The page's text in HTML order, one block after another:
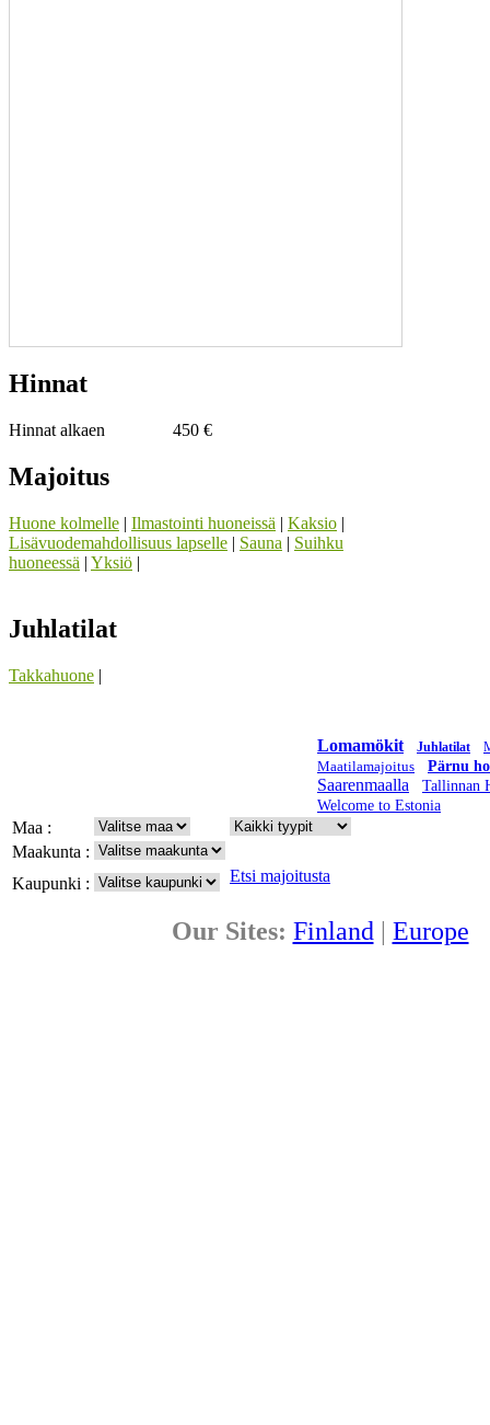
Hinnat
Hinnat alkaen 450 €
Majoitus
Huone kolmelle | Ilmastointi huoneissä | Kaksio |
Lisävuodemahdollisuus lapselle | Sauna | Suihku
huoneessä | Yksiö |
Juhlatilat
Takkahuone |
Lomamökit Juhlatilat
Maatilamajoitus Pärnu
Saarenmaalla
Tallinnan
Welcome to Estonia
Maa :
Maakunta :
Kaupunki :
Etsi majoitusta
Our Sites: Finland | Europe